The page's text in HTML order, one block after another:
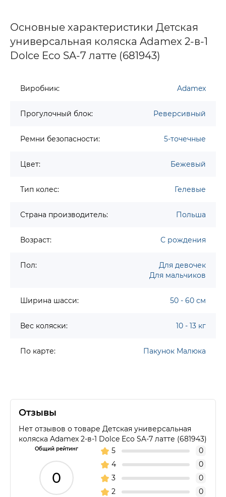
Основные характеристики Детская
универсальная коляска Adamex 2-в-1
Dolce Eco SA-7 латте (681943)
Виробник: Adamex
Прогулочный блок: Реверсивный
Ремни безопасности: 5-точечные
Цвет: Бежевый
Тип колес: Гелевые
Страна производитель: Польша
Возраст: С рождения
Пол:
Для девочек
Для мальчиков
Ширина шасси: 50 - 60 см
Вес коляски: 10 - 13 кг
По карте: Пакунок Малюка
Отзывы
Нет отзывов о товаре Детская универсальная
коляска Adamex 2-в-1 Dolce Eco SA-7 латте (681943)
Общий рейтинг
0
5
0
4
0
3
0
2
0